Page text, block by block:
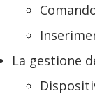
La gestione